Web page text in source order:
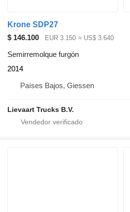
Krone SDP27
$ 146.100
EUR 3.150 ≈ US$ 3.640
Semirremolque furgón
2014
Países Bajos, Giessen
Lievaart Trucks B.V.